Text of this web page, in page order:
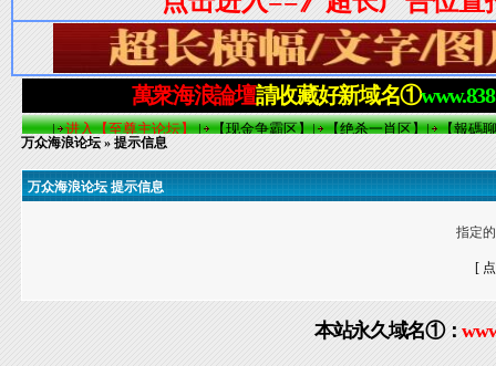
万众海浪论坛 » 提示信息
万众海浪论坛 提示信息
指定
[
本站永久域名①：